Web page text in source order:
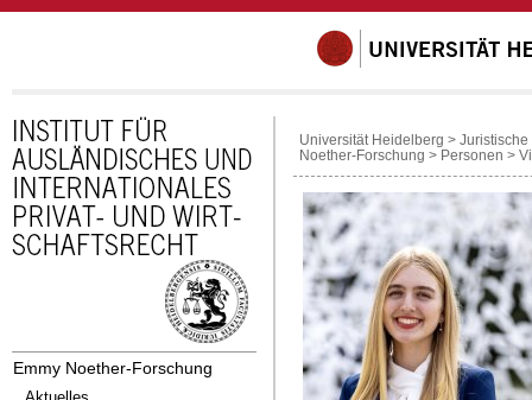
Emmy Noether-Forschung
Universität Heidelberg > Juristische
Noether-Forschung > Personen >